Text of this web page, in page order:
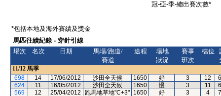
冠-亞-季-總出賽次數*
*包括本地及海外賽績及獎金
馬匹往績紀錄 - 穿針引線
場次
名次 日期
馬場/跑道/
賽道
途程
場地
狀況
賽事
班次
檔位
11/12 馬季
698
14 17/06/2012 沙田全天候 1650 好 3 12
624
11 16/05/2012 沙田全天候 1650 慢 3 11
569
12 25/04/2012 跑馬地草地"C+3" 1650 好 3 4